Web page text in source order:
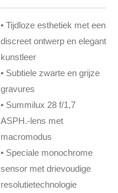
• Tijdloze esthetiek met een
discreet ontwerp en elegant
kunstleer
• Subtiele zwarte en grijze
gravures
• Summilux 28 f/1,7
ASPH.-lens met
macromodus
• Speciale monochrome
sensor met drievoudige
resolutietechnologie